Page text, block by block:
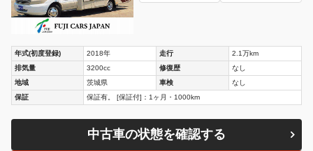
年式(初度登録) 2018年 走行
2.1万km
排気量
3200cc 修復歴
なし
地域
茨城県 車検
なし
保証
保証有。 [保証付]：1ヶ月・1000km
中古車の状態を確認する